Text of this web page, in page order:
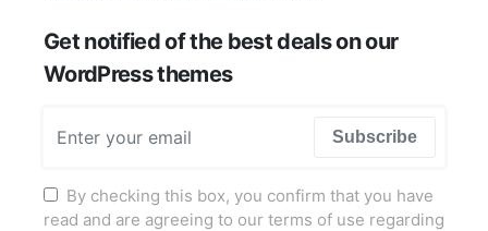
Get notified of the best deals on our
WordPress themes
Subscribe
By checking this box, you confirm that you have
read and are agreeing to our terms of use regarding